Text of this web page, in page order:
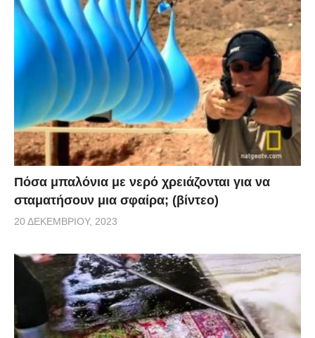
Πόσα μπαλόνια με νερό χρειάζονται για να
σταματήσουν μια σφαίρα; (βίντεο)
20 ΔΕΚΕΜΒΡΊΟΥ, 2023